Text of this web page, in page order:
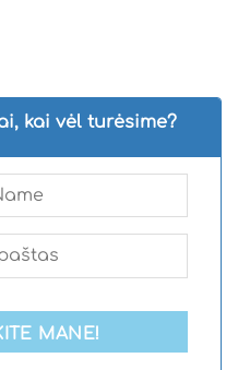
kai vėl turėsime?
MANE!